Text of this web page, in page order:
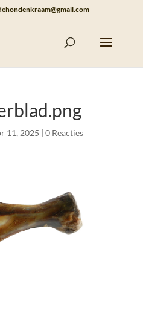
11, 2025 | 0 Reacties